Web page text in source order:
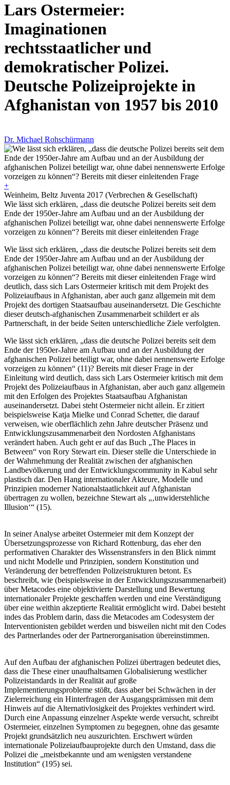
Lars Ostermeier:
Imaginationen
rechtsstaatlicher und
demokratischer Polizei.
Deutsche Polizeiprojekte in
Afghanistan von 1957 bis 2010
Dr. Michael Rohschürmann
+
Weinheim, Beltz Juventa 2017 (Verbrechen & Gesellschaft)
Wie lässt sich erklären, „dass die deutsche Polizei bereits seit dem
Ende der 1950er-Jahre am Aufbau und an der Ausbildung der
afghanischen Polizei beteiligt war, ohne dabei nennenswerte Erfolge
vorzeigen zu können“? Bereits mit dieser einleitenden Frage
Wie lässt sich erklären, „dass die deutsche Polizei bereits seit dem
Ende der 1950er-Jahre am Aufbau und an der Ausbildung der
afghanischen Polizei beteiligt war, ohne dabei nennenswerte Erfolge
vorzeigen zu können“? Bereits mit dieser einleitenden Frage wird
deutlich, dass sich Lars Ostermeier kritisch mit dem Projekt des
Polizeiaufbaus in Afghanistan, aber auch ganz allgemein mit dem
Projekt des dortigen Staatsaufbau auseinandersetzt. Die Geschichte
dieser deutsch-afghanischen Zusammenarbeit schildert er als
Partnerschaft, in der beide Seiten unterschiedliche Ziele verfolgten.
Wie lässt sich erklären, „dass die deutsche Polizei bereits seit dem
Ende der 1950er-Jahre am Aufbau und an der Ausbildung der
afghanischen Polizei beteiligt war, ohne dabei nennenswerte Erfolge
vorzeigen zu können“ (11)? Bereits mit dieser Frage in der
Einleitung wird deutlich, dass sich Lars Ostermeier kritisch mit dem
Projekt des Polizeiaufbaus in Afghanistan, aber auch ganz allgemein
mit den Erfolgen des Projektes Staatsaufbau Afghanistan
auseinandersetzt. Dabei steht Ostermeier nicht allein. Er zitiert
beispielsweise Katja Mielke und Conrad Schetter, die darauf
verweisen, wie oberflächlich zehn Jahre deutscher Präsenz und
Entwicklungszusammenarbeit den Nordosten Afghanistans
verändert haben. Auch geht er auf das Buch „The Places in
Between“ von Rory Stewart ein. Dieser stelle die Unterschiede in
der Wahrnehmung der Realität zwischen der afghanischen
Landbevölkerung und der Entwicklungscommunity in Kabul sehr
plastisch dar. Den Hang internationaler Akteure, Modelle und
Prinzipien moderner Nationalstaatlichkeit auf Afghanistan
übertragen zu wollen, bezeichne Stewart als „‚unwiderstehliche
Illusion‘“ (15).
In seiner Analyse arbeitet Ostermeier mit dem Konzept der
Übersetzungsprozesse von Richard Rottenburg, das eher den
performativen Charakter des Wissenstransfers in den Blick nimmt
und nicht Modelle und Prinzipien, sondern Konstitution und
Veränderung der betreffenden Polizeistrukturen betont. Es
beschreibt, wie (beispielsweise in der Entwicklungszusammenarbeit)
über Metacodes eine objektivierte Darstellung und Bewertung
internationaler Projekte geschaffen werden und eine Verständigung
über eine weithin akzeptierte Realität ermöglicht wird. Dabei besteht
indes das Problem darin, dass die Metacodes am Codesystem der
Interventionisten gebildet werden und bisweilen nicht mit den Codes
des Partnerlandes oder der Partnerorganisation übereinstimmen.
Auf den Aufbau der afghanischen Polizei übertragen bedeutet dies,
dass die These einer unaufhaltsamen Globalisierung westlicher
Polizeistandards in der Realität auf große
Implementierungsprobleme stößt, dass aber bei Schwächen in der
Zielerreichung ein Hinterfragen der Ausgangsprämissen mit dem
Hinweis auf die Alternativlosigkeit des Projektes verhindert wird.
Durch eine Anpassung einzelner Aspekte werde versucht, schreibt
Ostermeier, einzelnen Symptomen zu begegnen, ohne das gesamte
Projekt grundsätzlich neu auszurichten. Erschwert würden
internationale Polizeiaufbauprojekte durch den Umstand, dass die
Polizei die „meistbekannte und am wenigsten verstandene
Institution“ (195) sei.